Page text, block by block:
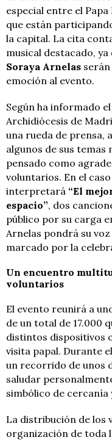
especial entre el
que están
la capital. La cita
musical destacado,
Soraya Arnelas
emoción al evento.
Según ha informado
Archidiócesis de
una rueda de
algunos de sus temas
pensado como
voluntarios. En el
interpretará “El
espacio”, dos
público por su carga
Arnelas pondrá su voz
marcado por la
Un encuentro
voluntarios
El evento reunirá a
de un total de 17.000
distintos dispositivos
visita papal. Durante
un recorrido de unos
saludar
simbólico de
La distribución de los
organización de toda